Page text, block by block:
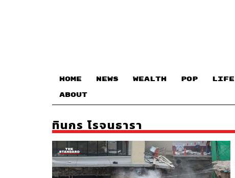
HOME NEWS WEALTH POP LIFE
ABOUT
ทินกร โรจนธารา